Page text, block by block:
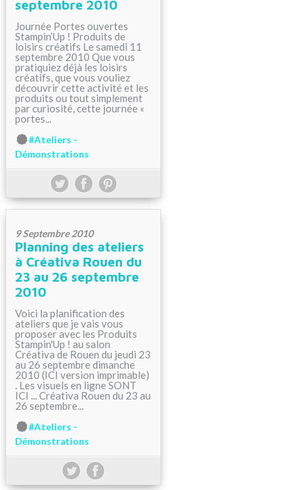
septembre 2010
Journée Portes ouvertes
Stampin’Up ! Produits de
loisirs créatifs Le samedi 11
septembre 2010 Que vous
pratiquiez déjà les loisirs
créatifs, que vous vouliez
découvrir cette activité et les
produits ou tout simplement
par curiosité, cette journée «
portes...
#Ateliers -
Démonstrations
9 Septembre 2010
Planning des ateliers
à Créativa Rouen du
23 au 26 septembre
2010
Voici la planification des
ateliers que je vais vous
proposer avec les Produits
Stampin'Up ! au salon
Créativa de Rouen du jeudi 23
au 26 septembre dimanche
2010 (ICI version imprimable)
. Les visuels en ligne SONT
ICI ... Créativa Rouen du 23 au
26 septembre...
#Ateliers -
Démonstrations